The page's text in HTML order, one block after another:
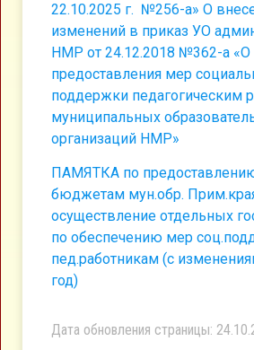
22.10.2025 г. №256-а» О
изменений в приказ УО
НМР от 24.12.2018 №362-а «О
предоставления мер
поддержки педагогическим
муниципальных
организаций НМР»
ПАМЯТКА по
бюджетам мун.обр.
осуществление отдельных
по обеспечению мер
пед.работникам (с
год)
Дата обновления страницы: